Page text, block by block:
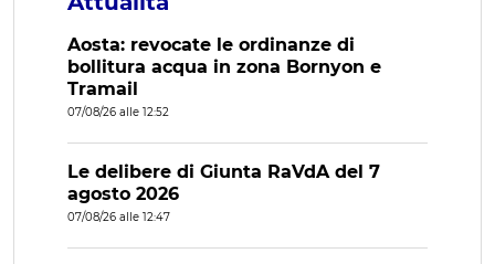
Aosta: revocate le ordinanze di
bollitura acqua in zona Bornyon e
Tramail
07/08/26 alle 12:52
Le delibere di Giunta RaVdA del 7
agosto 2026
07/08/26 alle 12:47